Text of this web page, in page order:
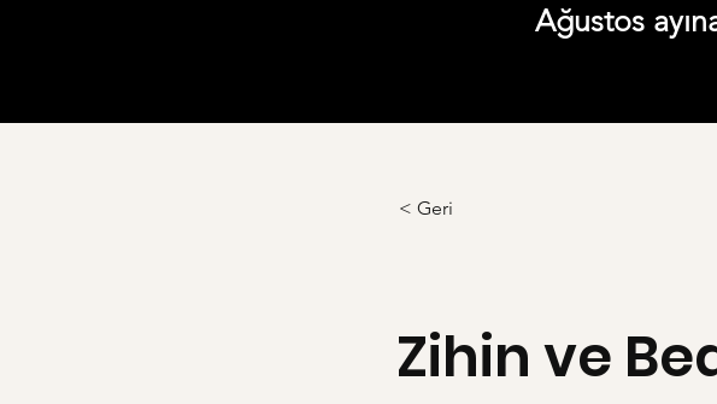
Ağustos
< Geri
Zihin ve